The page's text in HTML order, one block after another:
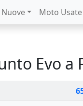
Moto Usate
Evo a